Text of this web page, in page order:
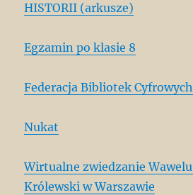
HISTORII (arkusze)
Egzamin po klasie 8
Federacja Bibliotek Cyfrowych
Nukat
Wirtualne zwiedzanie Wawelu
Królewski w Warszawie